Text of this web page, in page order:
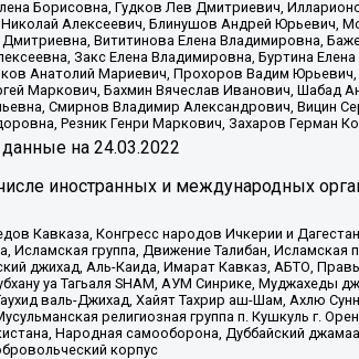
Борисовна, Гудков Лев Дмитриевич,
Алексеевич, Блинушов Андрей Юрьевич,
Вититинова Елена Владимировна,
Закс Елена Владимировна, Буртина
Анатолий Мариевич, Прохоров Вадим
Маркович, Бахмин Вячеслав Иванович, Шабад
Смирнов Владимир Александрович, Вицин
Резник Генри Маркович, Захаров Герман
данные на 24.03.2022
иностранных и международных
Кавказа, Конгресс народов Ичкерии и
Исламская группа, Движение Талибан,
джихад, Аль-Каида, Имарат Кавказ, АБТО,
уа Тагьаля SHAM, АУМ Синрике, Муджахеды
валь-Джихад, Хайят Тахрир аш-Шам, Ахлю
религиозная группа п. Кушкуль г.
Народная самооборона, Дуббайский
корпус